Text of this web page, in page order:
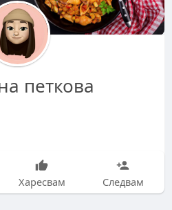
петкова
Харесвам Следвам